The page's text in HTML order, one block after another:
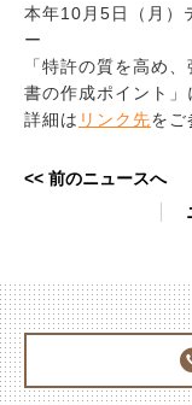
本年10月5日（月）
ー
「特許の質を高め
書の作成ポイント」
詳細は リンク先をご
<< 前のニュースへ